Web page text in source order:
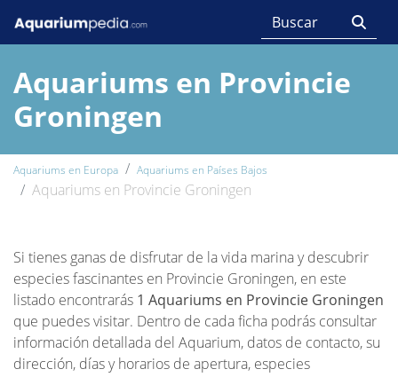
Aquariums en Provincie
Groningen
Aquariums en Europa Aquariums en Países Bajos
Aquariums en Provincie Groningen
Si tienes ganas de disfrutar de la vida marina y descubrir
especies fascinantes en Provincie Groningen, en este
listado encontrarás 1 Aquariums en Provincie Groningen
que puedes visitar. Dentro de cada ficha podrás consultar
información detallada del Aquarium, datos de contacto, su
dirección, días y horarios de apertura, especies